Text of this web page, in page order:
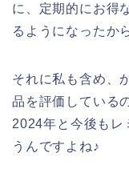
に、定期的にお得
るようになったか
それに私も含め、
品を評価している
2024年と今後もレ
うんですよね♪